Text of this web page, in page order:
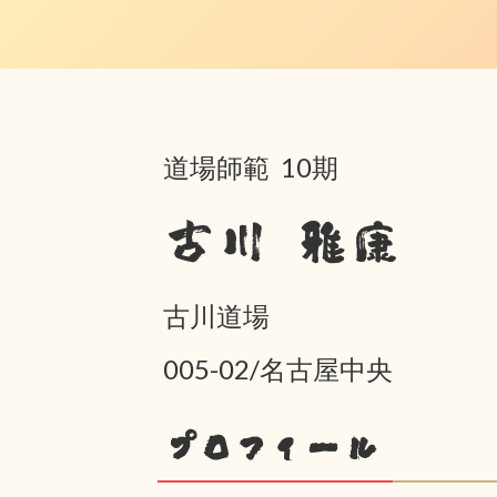
道場師範 10期
古川 雅康
古川道場
005-02/名古屋中央
プロフィール